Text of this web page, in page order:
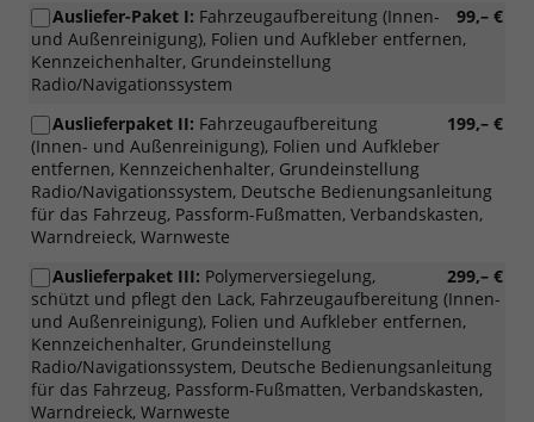
99,– €
Ausliefer-Paket I: Fahrzeugaufbereitung (Innen-
und Außenreinigung), Folien und Aufkleber entfernen,
Kennzeichenhalter, Grundeinstellung
Radio/Navigationssystem
199,– €
Auslieferpaket II: Fahrzeugaufbereitung
(Innen- und Außenreinigung), Folien und Aufkleber
entfernen, Kennzeichenhalter, Grundeinstellung
Radio/Navigationssystem, Deutsche Bedienungsanleitung
für das Fahrzeug, Passform-Fußmatten, Verbandskasten,
Warndreieck, Warnweste
299,– €
Auslieferpaket III: Polymerversiegelung,
schützt und pflegt den Lack, Fahrzeugaufbereitung (Innen-
und Außenreinigung), Folien und Aufkleber entfernen,
Kennzeichenhalter, Grundeinstellung
Radio/Navigationssystem, Deutsche Bedienungsanleitung
für das Fahrzeug, Passform-Fußmatten, Verbandskasten,
Warndreieck, Warnweste